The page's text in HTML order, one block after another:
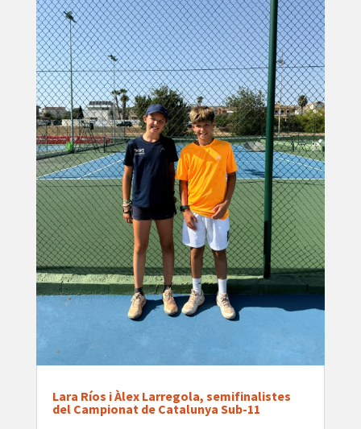
Lara Ríos i Àlex Larregola, semifinalistes
del Campionat de Catalunya Sub-11